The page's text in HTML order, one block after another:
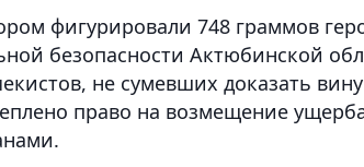
фигурировали 748 граммов
безопасности Актюбинской
не сумевших доказать
право на возмещение